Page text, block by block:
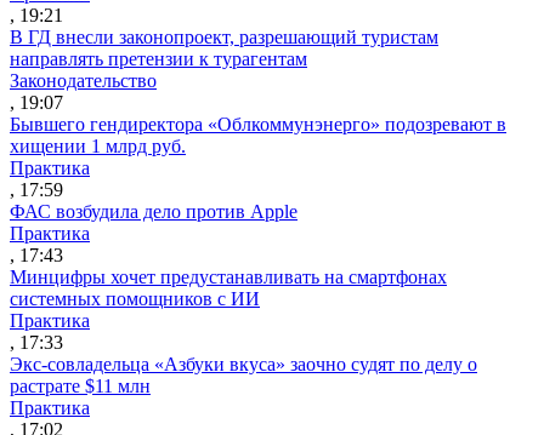
, 19:21
В ГД внесли законопроект, разрешающий туристам
направлять претензии к турагентам
Законодательство
, 19:07
Бывшего гендиректора «Облкоммунэнерго» подозревают в
хищении 1 млрд руб.
Практика
, 17:59
ФАС возбудила дело против Apple
Практика
, 17:43
Минцифры хочет предустанавливать на смартфонах
системных помощников с ИИ
Практика
, 17:33
Экс-совладельца «Азбуки вкуса» заочно судят по делу о
растрате $11 млн
Практика
, 17:02